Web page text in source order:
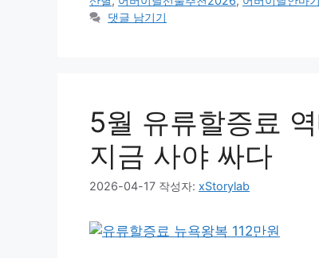
리
댓글 남기기
5월 유류할증료
지금 사야 싸다
2026-04-17 작성자: xStorylab